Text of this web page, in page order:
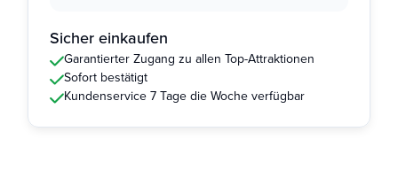
Sicher einkaufen
Garantierter Zugang zu allen Top-Attraktionen
Sofort bestätigt
Kundenservice 7 Tage die Woche verfügbar